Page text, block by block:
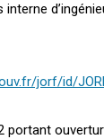
jorf/id/
portant